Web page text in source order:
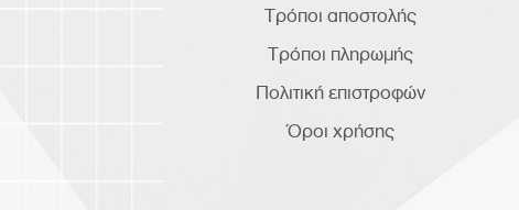
Τρόποι αποστολής
Τρόποι πληρωμής
Πολιτική επιστροφών
Όροι χρήσης